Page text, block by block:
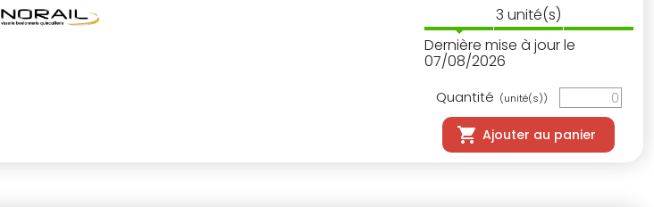
3 unité(s)
Dernière mise à jour le
07/08/2026
Quantité (unité(s))
Ajouter au panier